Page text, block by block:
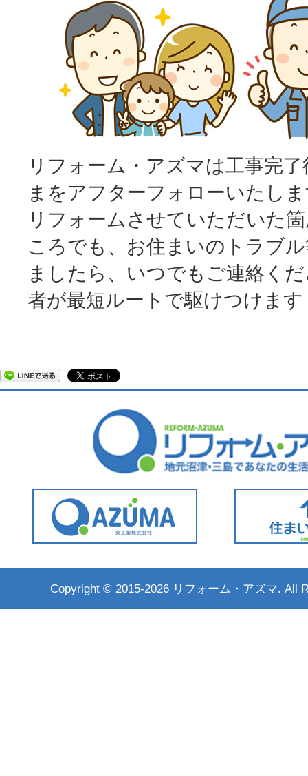
リフォーム・アズマは工事完
まをアフターフォローいたし
リフォームさせていただいた
ころでも、お住まいのトラブ
ましたら、いつでもご連絡く
者が最短ルートで駆けつけます
Copyright © 2015-2026 リフォーム・アズマ. All